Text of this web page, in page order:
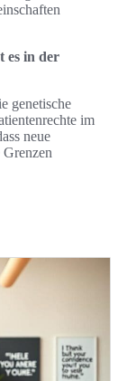
es in der
genetische
im
neue